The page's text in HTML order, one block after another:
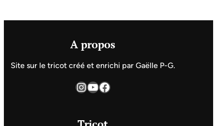
A propos
Site sur le tricot créé et enrichi par Gaëlle P-G.
InstagramYouTube Facebook